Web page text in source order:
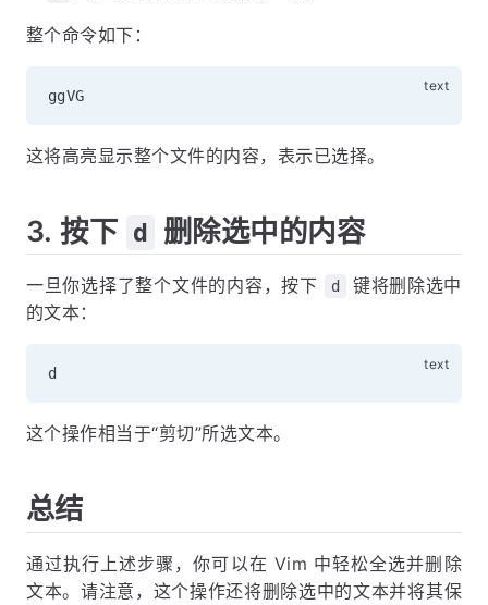
整个命令如下：
这将高亮显示整个文件的内容，表示已选择。
3. 按下 d 删除选中的内容
一旦你选择了整个文件的内容，按下 d
键将删除选中
的文本：
这个操作相当于“剪切”所选文本。
总结
通过执行上述步骤，你可以在 Vim 中轻松全选并删除
文本。请注意，这个操作还将删除选中的文本并将其保